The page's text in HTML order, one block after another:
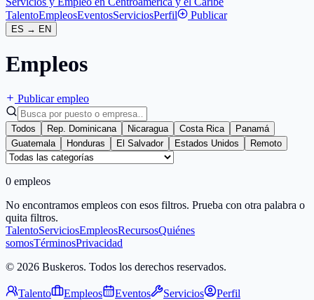
TalentoEmpleosEventosServiciosPerfil Publicar
ES → EN
Empleos
Publicar empleo
Todos Rep. Dominicana Nicaragua Costa Rica
Panamá
Guatemala
Honduras El Salvador Estados Unidos Remoto
0 empleos
No encontramos empleos con esos filtros. Prueba con otra palabra o
quita filtros.
TalentoServiciosEmpleosRecursosQuiénes
somosTérminosPrivacidad
© 2026 Buskeros. Todos los derechos reservados.
Talento Empleos Eventos Servicios Perfil